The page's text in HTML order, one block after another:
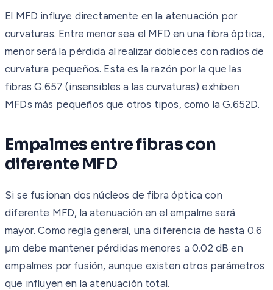
El MFD influye directamente en la atenuación por
curvaturas. Entre menor sea el MFD en una fibra óptica,
menor será la pérdida al realizar dobleces con radios de
curvatura pequeños. Esta es la razón por la que las
fibras G.657 (insensibles a las curvaturas) exhiben
MFDs más pequeños que otros tipos, como la G.652D.
Empalmes entre fibras con
diferente MFD
Si se fusionan dos núcleos de fibra óptica con
diferente MFD, la atenuación en el empalme será
mayor. Como regla general, una diferencia de hasta 0.6
μm debe mantener pérdidas menores a 0.02 dB en
empalmes por fusión, aunque existen otros parámetros
que influyen en la atenuación total.